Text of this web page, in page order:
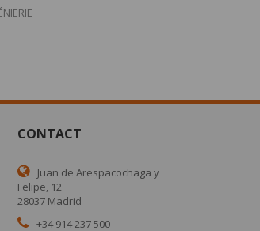
CONTACT
Juan de Arespacochaga y
Felipe, 12
28037 Madrid
+34 914 237 500